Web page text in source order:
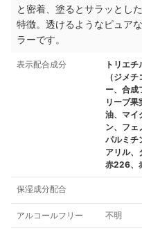
と密着、塗るとサラッとし
特徴。 透けるようなピュア
ラーです。
表示配合成分
トリエ
（ジメ
ー、合成
リーブ果
油、マイ
ン、フェ
パルミチ
アリル、
赤226、
保湿成分配合
アルコールフリー 不明